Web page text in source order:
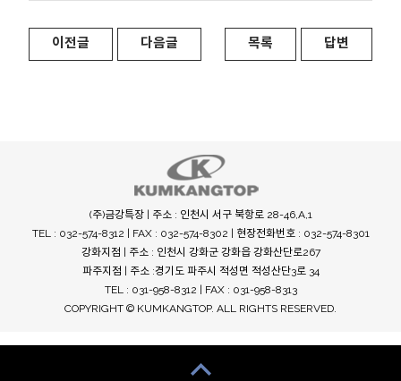
이전글 다음글 목록 답변
(주)금강특장 | 주소 : 인천시 서구 북항로 28-46,A,1
TEL : 032-574-8312 | FAX : 032-574-8302 | 현장전화번호 : 032-574-8301
강화지점 | 주소 : 인천시 강화군 강화읍 강화산단로267
파주지점 | 주소 :경기도 파주시 적성면 적성산단3로 34
TEL : 031-958-8312 | FAX : 031-958-8313
COPYRIGHT © KUMKANGTOP. ALL RIGHTS RESERVED.